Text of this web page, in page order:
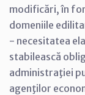
modificări, în
domeniile
- necesitatea
stabilească
administraţiei
agenţilor